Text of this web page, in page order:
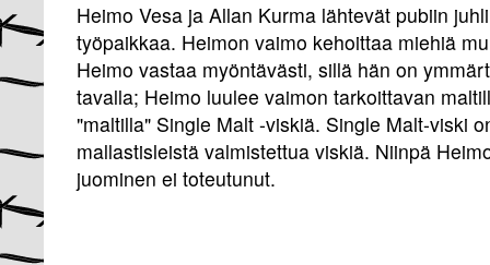
Heimo Vesa ja Allan Kurma lähtevät pubiin
työpaikkaa. Heimon vaimo kehoittaa miehiä
Heimo vastaa myöntävästi, sillä hän on
tavalla; Heimo luulee vaimon tarkoittavan
"maltilla" Single Malt -viskiä. Single Malt-viski
mallastisleistä valmistettua viskiä. Niinpä
juominen ei toteutunut.